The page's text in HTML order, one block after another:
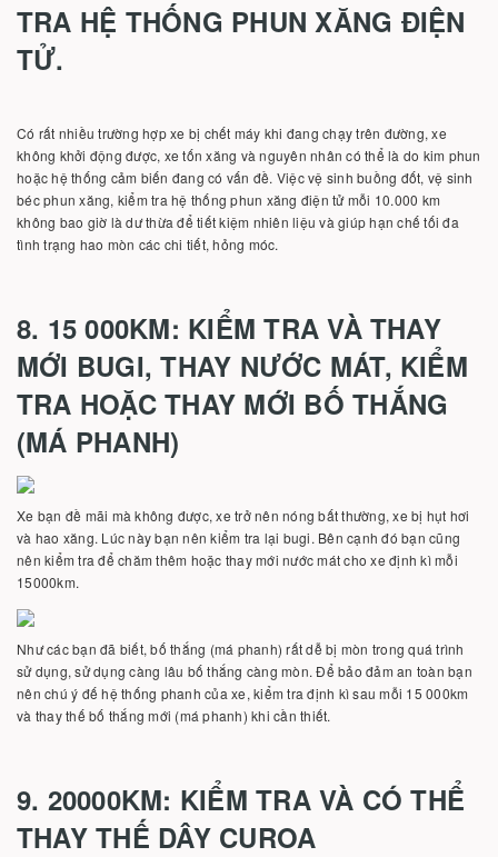
TRA HỆ THỐNG PHUN XĂNG ĐIỆN
TỬ.
Có rất nhiều trường hợp xe bị chết máy khi đang chạy trên đường, xe
không khởi động được, xe tốn xăng và nguyên nhân có thể là do kim phun
hoặc hệ thống cảm biến đang có vấn đề. Việc vệ sinh buồng đốt, vệ sinh
béc phun xăng, kiểm tra hệ thống phun xăng điện tử mỗi 10.000 km
không bao giờ là dư thừa để tiết kiệm nhiên liệu và giúp hạn chế tối đa
tình trạng hao mòn các chi tiết, hỏng móc.
8. 15 000KM: KIỂM TRA VÀ THAY
MỚI BUGI, THAY NƯỚC MÁT, KIỂM
TRA HOẶC THAY MỚI BỐ THẮNG
(MÁ PHANH)
Xe bạn đề mãi mà không được, xe trở nên nóng bất thường, xe bị hụt hơi
và hao xăng. Lúc này bạn nên kiểm tra lại bugi. Bên cạnh đó bạn cũng
nên kiểm tra để chăm thêm hoặc thay mới nước mát cho xe định kì mỗi
15000km.
Như các bạn đã biết, bố thắng (má phanh) rất dễ bị mòn trong quá trình
sử dụng, sử dụng càng lâu bố thắng càng mòn. Để bảo đảm an toàn bạn
nên chú ý đế hệ thống phanh của xe, kiểm tra định kì sau mỗi 15 000km
và thay thế bố thắng mới (má phanh) khi cần thiết.
9. 20000KM: KIỂM TRA VÀ CÓ THỂ
THAY THẾ DÂY CUROA